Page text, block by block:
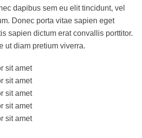
dapibus sem eu elit tincidunt, vel
Donec porta vitae sapien eget
sapien dictum erat convallis porttitor.
ut diam pretium viverra.
sit amet
sit amet
sit amet
sit amet
sit amet